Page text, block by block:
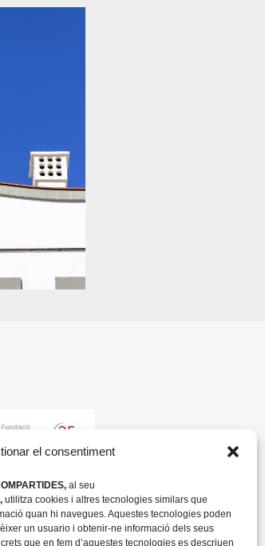
el consentiment
al seu
, utilitza cookies i altres tecnologies similars que
quan hi navegues. Aquestes tecnologies poden
un usuario i obtenir-ne informació dels seus
que en fem d’aquestes tecnologies es descriuen